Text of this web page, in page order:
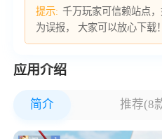
提示: 千万玩家可信赖站点
为误报， 大家可以放心下载！
应用介绍
简介 推荐(8